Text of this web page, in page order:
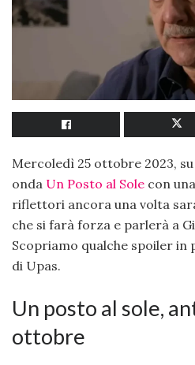
Mercoledì 25 ottobre 2023,
onda Un Posto al Sole con
riflettori ancora una volta
che si farà forza e parlerà a
Scopriamo qualche spoiler in
di Upas.
Un posto al sole,
ottobre